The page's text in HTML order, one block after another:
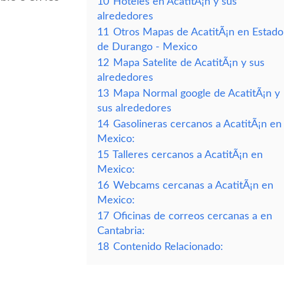
alrededores
11 Otros Mapas de AcatitÃ¡n en Estado
de Durango - Mexico
12 Mapa Satelite de AcatitÃ¡n y sus
alrededores
13 Mapa Normal google de AcatitÃ¡n y
sus alrededores
14 Gasolineras cercanos a AcatitÃ¡n en
Mexico:
15 Talleres cercanos a AcatitÃ¡n en
Mexico:
16 Webcams cercanas a AcatitÃ¡n en
Mexico:
17 Oficinas de correos cercanas a en
Cantabria:
18 Contenido Relacionado: